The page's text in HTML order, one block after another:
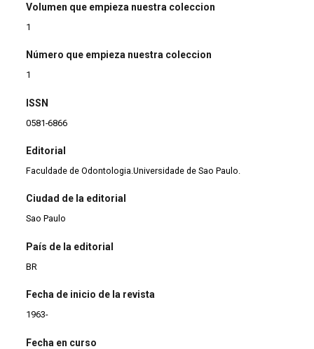
Volumen que empieza nuestra coleccion
1
Número que empieza nuestra coleccion
1
ISSN
0581-6866
Editorial
Faculdade de Odontologia.Universidade de Sao Paulo.
Ciudad de la editorial
Sao Paulo
País de la editorial
BR
Fecha de inicio de la revista
1963-
Fecha en curso